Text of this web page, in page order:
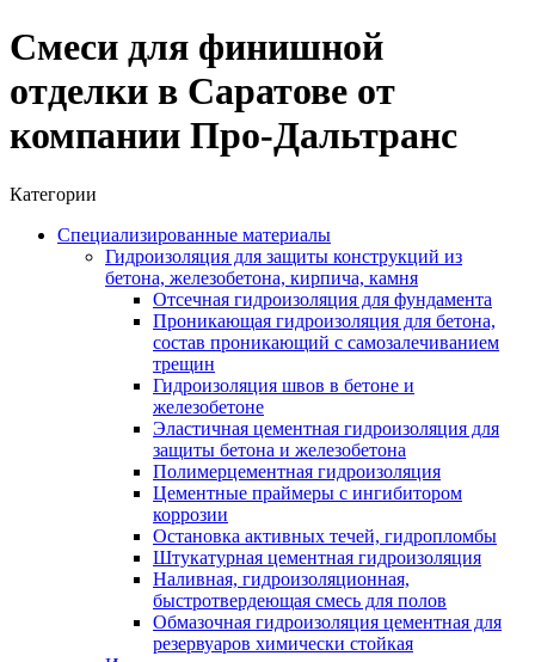
Смеси для финишной
отделки в Саратове от
компании Про-Дальтранс
Категории
Специализированные материалы
Гидроизоляция для защиты конструкций из
бетона, железобетона, кирпича, камня
Отсечная гидроизоляция для фундамента
Проникающая гидроизоляция для бетона,
состав проникающий с самозалечиванием
трещин
Гидроизоляция швов в бетоне и
железобетоне
Эластичная цементная гидроизоляция для
защиты бетона и железобетона
Полимерцементная гидроизоляция
Цементные праймеры с ингибитором
коррозии
Остановка активных течей, гидропломбы
Штукатурная цементная гидроизоляция
Наливная, гидроизоляционная,
быстротвердеющая смесь для полов
Обмазочная гидроизоляция цементная для
резервуаров химически стойкая